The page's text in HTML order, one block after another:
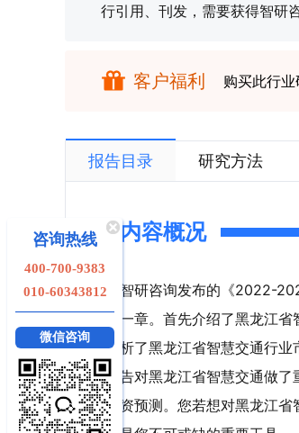
行引用、刊发，需要获得智研
客户福利 购买此行
报告目录 研究方法
内容概况
智研咨询发布的《2022-
一章。首先介绍了黑龙江
析了黑龙江省智慧交通行
告对黑龙江省智慧交通做
资预测。您若想对黑龙江
咨询热线
400-700-9383
010-60343812
微信咨询